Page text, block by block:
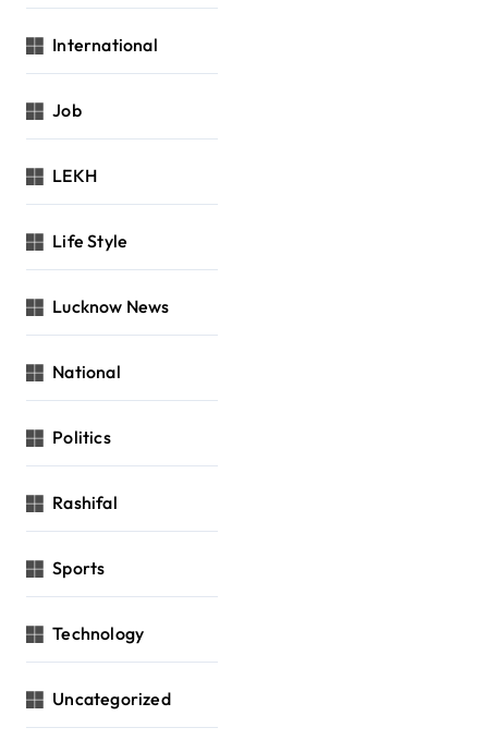
International
Job
LEKH
Life Style
Lucknow News
National
Politics
Rashifal
Sports
Technology
Uncategorized